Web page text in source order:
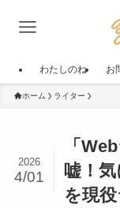
わたしのね お
ホーム ライター
「
嘘！
を現
2026
4/01